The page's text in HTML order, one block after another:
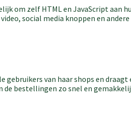
om zelf HTML en JavaScript aan
social media knoppen en
gebruikers van haar shops en
de bestellingen zo snel en